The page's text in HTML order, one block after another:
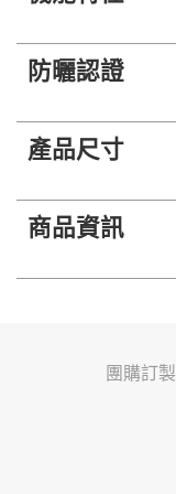
防曬認證
產品尺寸
商品資訊
團購訂製